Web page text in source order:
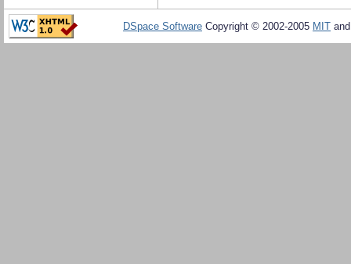
DSpace Software Copyright © 2002-2005 MIT